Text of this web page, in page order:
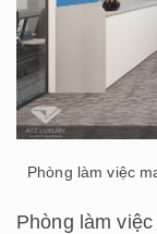
Phòng làm việc
Phòng làm